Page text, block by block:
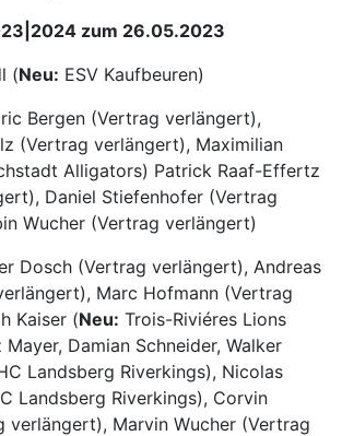
zum 26.05.2023
(Neu: ESV Kaufbeuren)
Bergen (Vertrag verlängert),
(Vertrag verlängert), Maximilian
Alligators) Patrick Raaf-Effertz
Daniel Stiefenhofer (Vertrag
Wucher (Vertrag verlängert)
Dosch (Vertrag verlängert), Andreas
Marc Hofmann (Vertrag
Kaiser (Neu: Trois-Riviéres Lions
Damian Schneider, Walker
Landsberg Riverkings), Nicolas
Landsberg Riverkings), Corvin
verlängert), Marvin Wucher (Vertrag